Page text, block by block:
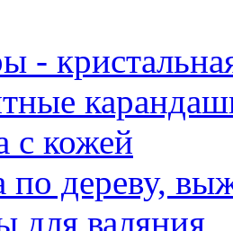
-
с кожей
по дереву,
для валяния